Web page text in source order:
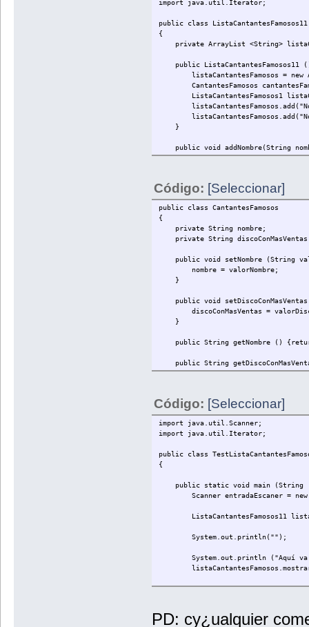
import java.util.Iterator;
public class ListaCantantesFamosos11
{
private ArrayList <String>
public ListaCantantesFamosos11
listaCantantesFamosos = new
CantantesFamosos
ListaCantantesFamosos1
}
public void addNombre(String
public ArrayList <String>
return
}
public String getEntrada(){}
System.out.println
Código: [Seleccionar]
public class CantantesFamosos
{
private String nombre;
private String
public void setNombre (String
nombre = valorNombre;
}
public void setDiscoConMasVentas
discoConMasVentas =
}
public String getNombre ()
public String
Código: [Seleccionar]
import java.util.Scanner;
import java.util.Iterator;
public class
{
public static void main (String
Scanner entradaEscaner = new
ListaCantantesFamosos11
System.out.println("");
System.out.println ("Aquí va la
System.out.println("");
System.out.println("Ahora el
PD: cy¿ualquier